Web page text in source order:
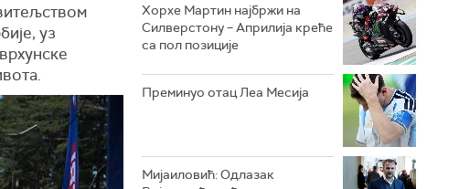
уз
Хорхе Мартин најбржи на
Силверстону – Априлија креће
са пол позиције
Преминуо отац Леа Месија
Мијаиловић: Одлазак